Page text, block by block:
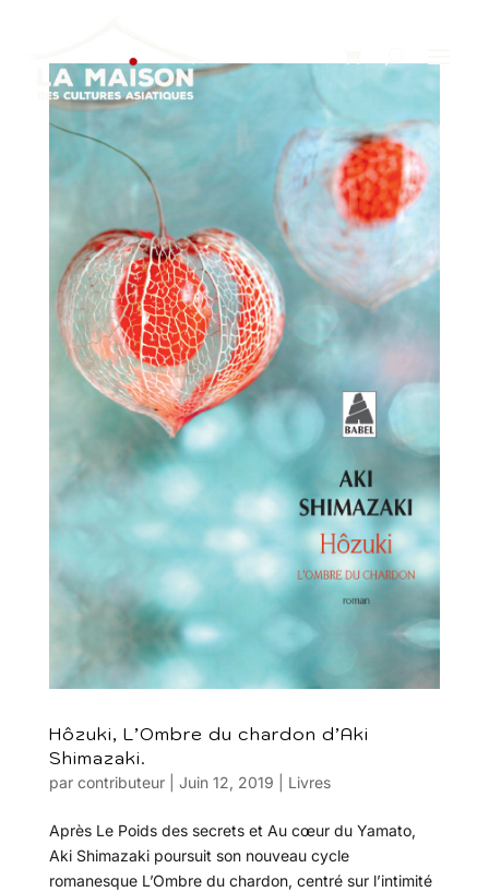
Hôzuki, L’Ombre du chardon d’Aki
Shimazaki.
par contributeur| Juin 12, 2019 Livres
Après Le Poids des secrets et Au cœur du Yamato,
Aki Shimazaki poursuit son nouveau cycle
romanesque L’Ombre du chardon, centré sur l’intimité